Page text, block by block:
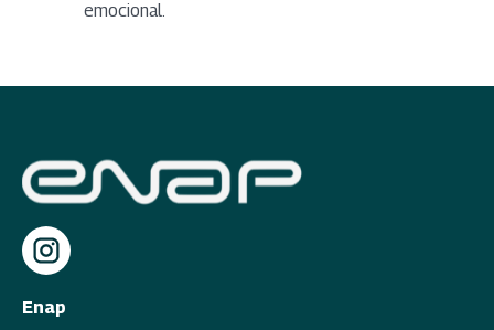
emocional.
Enap